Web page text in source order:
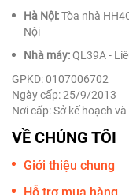
Hà Nội:Tòa nhà
Nội
Nhà máy:QL39A -
GPKD: 0107006702
Ngày cấp: 25/9/2013
Nơi cấp: Sở kế hoạch
VỀ CHÚNG TÔI
Giới thiệu chung